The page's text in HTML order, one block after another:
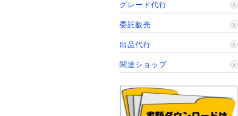
グレード代行
委託販売
出品代行
関連ショップ